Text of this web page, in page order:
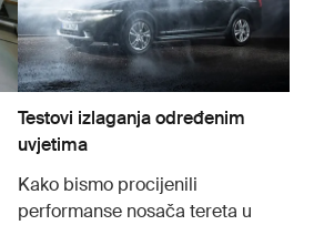
Testovi izlaganja određenim
uvjetima
Kako bismo procijenili
performanse nosača tereta u